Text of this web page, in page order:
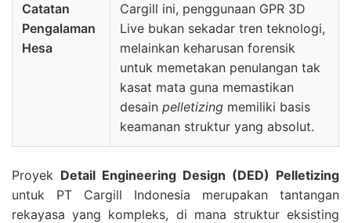
Catatan
Pengalaman
Hesa
Cargill ini, penggunaan GPR 3D
Live bukan sekadar tren teknologi,
melainkan keharusan forensik
untuk memetakan penulangan tak
kasat mata guna memastikan
desain pelletizing memiliki basis
keamanan struktur yang absolut.
Proyek Detail Engineering Design (DED) Pelletizing
untuk PT Cargill Indonesia merupakan tantangan
rekayasa yang kompleks, di mana struktur eksisting